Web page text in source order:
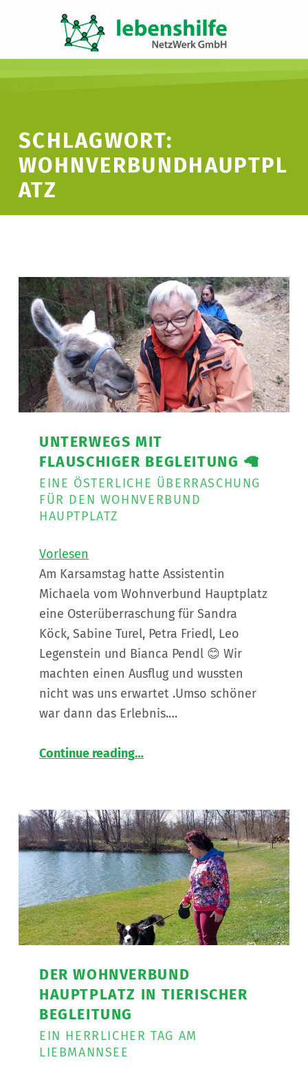
SCHLAGWORT:
WOHNVERBUNDHAUPTPL
ATZ
UNTERWEGS MIT
FLAUSCHIGER BEGLEITUNG 🦙
EINE ÖSTERLICHE ÜBERRASCHUNG
FÜR DEN WOHNVERBUND
HAUPTPLATZ
Vorlesen
Am Karsamstag hatte Assistentin
Michaela vom Wohnverbund Hauptplatz
eine Osterüberraschung für Sandra
Köck, Sabine Turel, Petra Friedl, Leo
Legenstein und Bianca Pendl 😊 Wir
machten einen Ausflug und wussten
nicht was uns erwartet .Umso schöner
war dann das Erlebnis.…
Continue readingEine
für
den
Wohnverbund
Hauptplatz
”
…
DER WOHNVERBUND
HAUPTPLATZ IN TIERISCHER
BEGLEITUNG
EIN HERRLICHER TAG AM
LIEBMANNSEE